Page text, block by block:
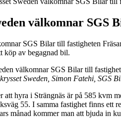
välkomnar SGS
SGS Bilar till fastigheten
köp av begagnad bil.
Sweden, Simon Fatehi, SGS
att hyra i Strängnäs är på 585 kvm
55. I samma fastighet finns ett
månad kommer man att bjuda in